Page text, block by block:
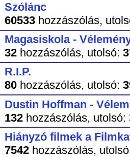
Szólánc
60533hozzászólás,
Magasiskola -
32hozzászólás, utolsó:
R.I.P.
80hozzászólás, utolsó:
Dustin Hoffman -
132hozzászólás, utolsó:
Hiányzó filmek a
7542hozzászólás,